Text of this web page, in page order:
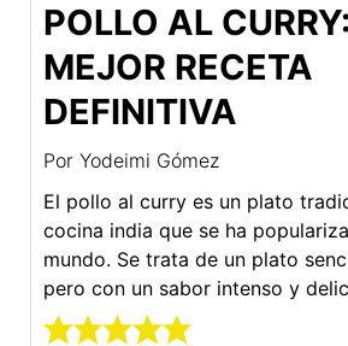
POLLO AL
MEJOR RECETA
DEFINITIVA
Por Yodeimi Gómez
El pollo al curry es un plato
cocina india que se ha
mundo. Se trata de un plato
pero con un sabor intenso y